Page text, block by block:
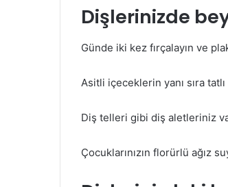
Dişlerinizde
Günde iki kez fırçalayın ve
Asitli içeceklerin yanı sıra
Diş telleri gibi diş aletleriniz
Çocuklarınızın florürlü ağız